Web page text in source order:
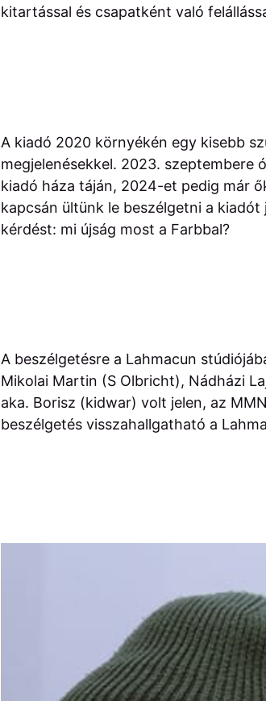
kitartással és csapatként való
A kiadó 2020 környékén egy kisebb
megjelenésekkel. 2023.
kiadó háza táján, 2024-et pedig már
kapcsán ültünk le beszélgetni a
kérdést: mi újság most a Farbbal?
A beszélgetésre a Lahmacun
Mikolai Martin (S Olbricht), Nádházi
aka. Borisz (kidwar) volt jelen, az
beszélgetés visszahallgatható a